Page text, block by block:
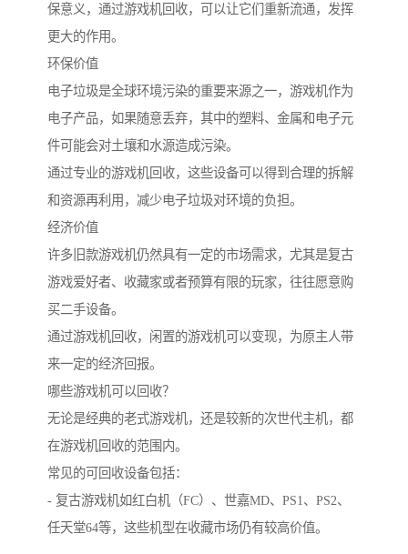
保意义，通过游戏机回收，可以让它们重新流通，发挥
更大的作用。
环保价值
电子垃圾是全球环境污染的重要来源之一，游戏机作为
电子产品，如果随意丢弃，其中的塑料、金属和电子元
件可能会对土壤和水源造成污染。
通过专业的游戏机回收，这些设备可以得到合理的拆解
和资源再利用，减少电子垃圾对环境的负担。
经济价值
许多旧款游戏机仍然具有一定的市场需求，尤其是复古
游戏爱好者、收藏家或者预算有限的玩家，往往愿意购
买二手设备。
通过游戏机回收，闲置的游戏机可以变现，为原主人带
来一定的经济回报。
哪些游戏机可以回收？
无论是经典的老式游戏机，还是较新的次世代主机，都
在游戏机回收的范围内。
常见的可回收设备包括：
- 复古游戏机如红白机（FC）、世嘉MD、PS1、PS2、
任天堂64等，这些机型在收藏市场仍有较高价值。